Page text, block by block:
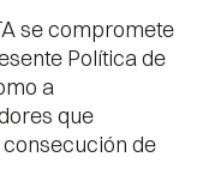
se compromete
Política de
a
que
de